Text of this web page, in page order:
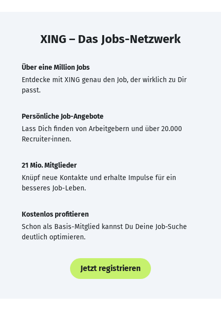
XING – Das Jobs-Netzwerk
Über eine Million Jobs
Entdecke mit XING genau den Job, der wirklich zu Dir
passt.
Persönliche Job-Angebote
Lass Dich finden von Arbeitgebern und über 20.000
Recruiter·innen.
21 Mio. Mitglieder
Knüpf neue Kontakte und erhalte Impulse für ein
besseres Job-Leben.
Kostenlos profitieren
Schon als Basis-Mitglied kannst Du Deine Job-Suche
deutlich optimieren.
Jetzt registrieren